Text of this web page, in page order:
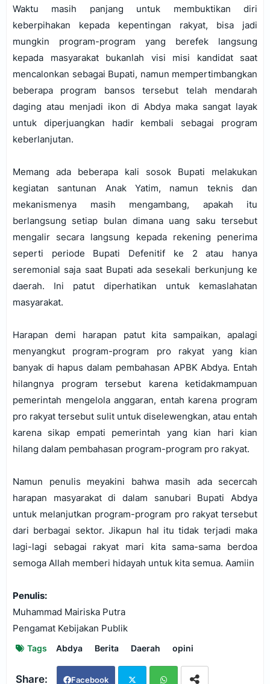
Waktu masih panjang untuk membuktikan diri
keberpihakan kepada kepentingan rakyat, bisa jadi
mungkin program-program yang berefek langsung
kepada masyarakat bukanlah visi misi kandidat saat
mencalonkan sebagai Bupati, namun mempertimbangkan
beberapa program bansos tersebut telah mendarah
daging atau menjadi ikon di Abdya maka sangat layak
untuk diperjuangkan hadir kembali sebagai program
keberlanjutan.
Memang ada beberapa kali sosok Bupati melakukan
kegiatan santunan Anak Yatim, namun teknis dan
mekanismenya masih mengambang, apakah itu
berlangsung setiap bulan dimana uang saku tersebut
mengalir secara langsung kepada rekening penerima
seperti periode Bupati Defenitif ke 2 atau hanya
seremonial saja saat Bupati ada sesekali berkunjung ke
daerah. Ini patut diperhatikan untuk kemaslahatan
masyarakat.
Harapan demi harapan patut kita sampaikan, apalagi
menyangkut program-program pro rakyat yang kian
banyak di hapus dalam pembahasan APBK Abdya. Entah
hilangnya program tersebut karena ketidakmampuan
pemerintah mengelola anggaran, entah karena program
pro rakyat tersebut sulit untuk diselewengkan, atau entah
karena sikap empati pemerintah yang kian hari kian
hilang dalam pembahasan program-program pro rakyat.
Namun penulis meyakini bahwa masih ada secercah
harapan masyarakat di dalam sanubari Bupati Abdya
untuk melanjutkan program-program pro rakyat tersebut
dari berbagai sektor. Jikapun hal itu tidak terjadi maka
lagi-lagi sebagai rakyat mari kita sama-sama berdoa
semoga Allah memberi hidayah untuk kita semua. Aamiin
Penulis:
Muhammad Mairiska Putra
Pengamat Kebijakan Publik
Tags Abdya Berita Daerah opini
Facebook